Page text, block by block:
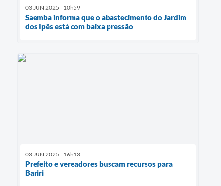
03 JUN 2025 - 10h59
Saemba informa que o abastecimento do Jardim
dos Ipês está com baixa pressão
03 JUN 2025 - 16h13
Prefeito e vereadores buscam recursos para
Bariri